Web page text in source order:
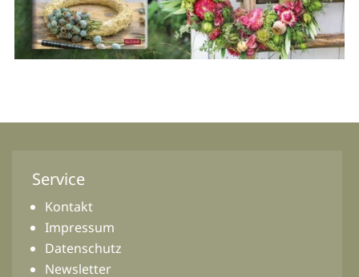
Service
Kontakt
Impressum
Datenschutz
Newsletter